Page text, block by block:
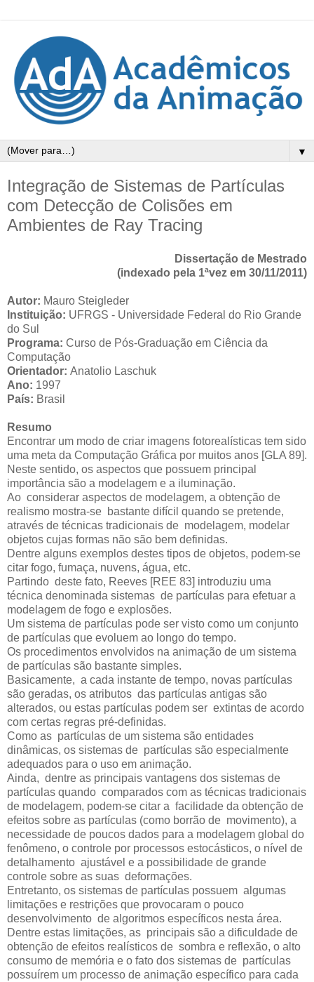
▼
Integração de Sistemas de Partículas
com Detecção de Colisões em
Ambientes de Ray Tracing
Dissertação de Mestrado
(indexado pela 1ªvez em 30/11/2011)
Autor: Mauro Steigleder
Instituição: UFRGS - Universidade Federal do Rio Grande
do Sul
Programa: Curso de Pós-Graduação em Ciência da
Computação
Orientador: Anatolio Laschuk
Ano: 1997
País: Brasil
Resumo
Encontrar um modo de criar imagens fotorealísticas tem sido
uma meta da Computação Gráfica por muitos anos [GLA 89].
Neste sentido, os aspectos que possuem principal
importância são a modelagem e a iluminação.
Ao considerar aspectos de modelagem, a obtenção de
realismo mostra-se bastante difícil quando se pretende,
através de técnicas tradicionais de modelagem, modelar
objetos cujas formas não são bem definidas.
Dentre alguns exemplos destes tipos de objetos, podem-se
citar fogo, fumaça, nuvens, água, etc.
Partindo deste fato, Reeves [REE 83] introduziu uma
técnica denominada sistemas de partículas para efetuar a
modelagem de fogo e explosões.
Um sistema de partículas pode ser visto como um conjunto
de partículas que evoluem ao longo do tempo.
Os procedimentos envolvidos na animação de um sistema
de partículas são bastante simples.
Basicamente, a cada instante de tempo, novas partículas
são geradas, os atributos das partículas antigas são
alterados, ou estas partículas podem ser extintas de acordo
com certas regras pré-definidas.
Como as partículas de um sistema são entidades
dinâmicas, os sistemas de partículas são especialmente
adequados para o uso em animação.
Ainda, dentre as principais vantagens dos sistemas de
partículas quando comparados com as técnicas tradicionais
de modelagem, podem-se citar a facilidade da obtenção de
efeitos sobre as partículas (como borrão de movimento), a
necessidade de poucos dados para a modelagem global do
fenômeno, o controle por processos estocásticos, o nível de
detalhamento ajustável e a possibilidade de grande
controle sobre as suas deformações.
Entretanto, os sistemas de partículas possuem algumas
limitações e restrições que provocaram o pouco
desenvolvimento de algoritmos específicos nesta área.
Dentre estas limitações, as principais são a dificuldade de
obtenção de efeitos realísticos de sombra e reflexão, o alto
consumo de memória e o fato dos sistemas de partículas
possuírem um processo de animação específico para cada